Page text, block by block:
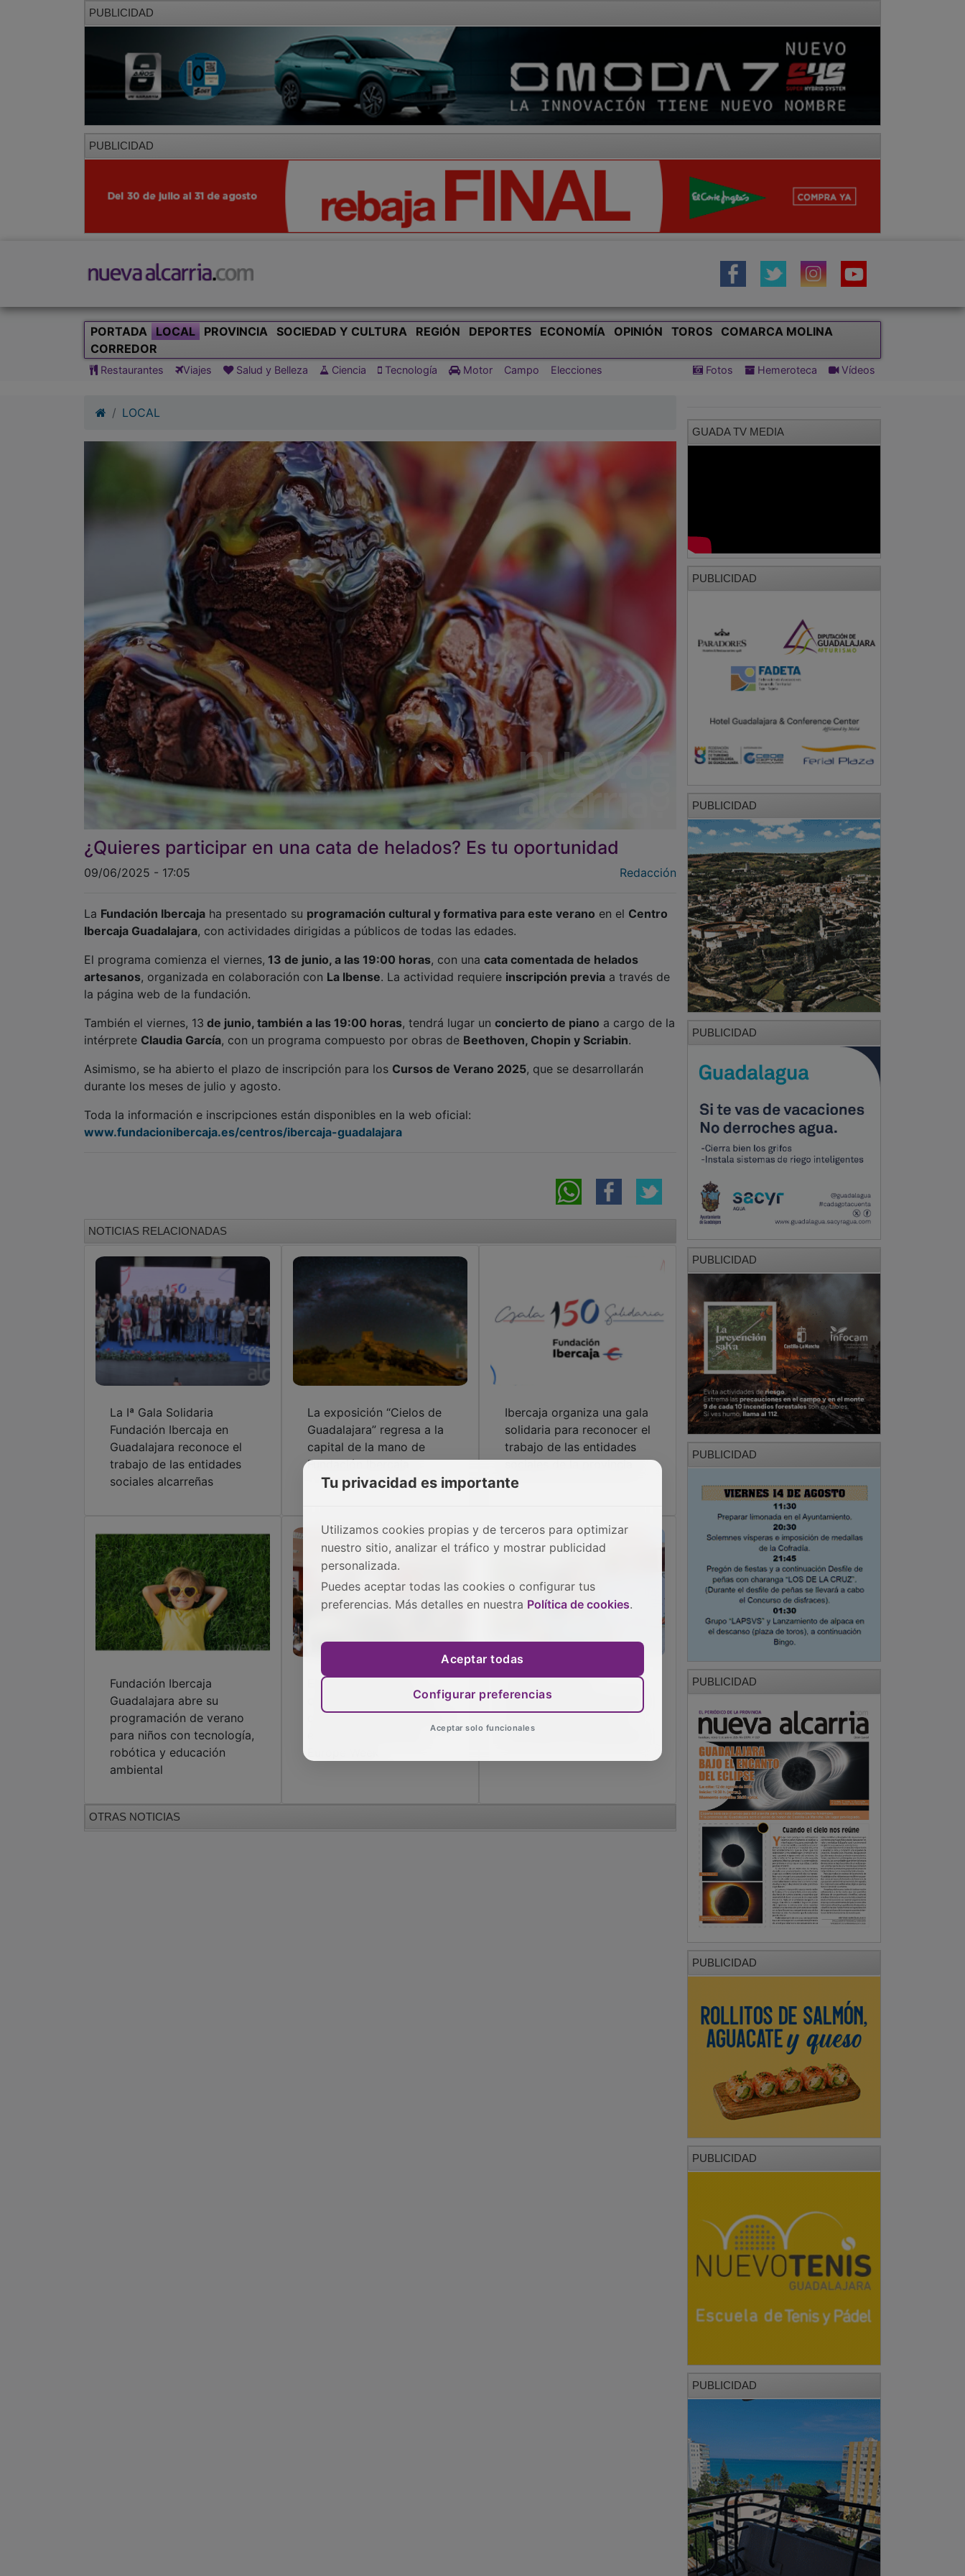
PUBLICIDAD
PUBLICIDAD
PORTADA LOCAL PROVINCIA SOCIEDAD Y CULTURA REGIÓN DEPORTES ECONOMÍA OPINIÓN TOROS
COMARCA MOLINA
CORREDOR
Restaurantes Viajes Salud y Belleza Ciencia Tecnología Motor Campo Elecciones Fotos Hemeroteca Vídeos
LOCAL
¿Quieres participar en una cata de helados? Es tu oportunidad
09/06/2025 - 17:05 Redacción
La Fundación Ibercaja ha presentado su programación cultural y formativa para este verano en el Centro
Ibercaja Guadalajara, con actividades dirigidas a públicos de todas las edades.
El programa comienza el viernes, 13 de junio, a las 19:00 horas, con una cata comentada de helados
artesanos, organizada en colaboración con La Ibense. La actividad requiere inscripción previa a través de
la página web de la fundación.
También el viernes, 13 de junio, también a las 19:00 horas, tendrá lugar un concierto de piano a cargo de la
intérprete Claudia García, con un programa compuesto por obras de Beethoven, Chopin y Scriabin.
Asimismo, se ha abierto el plazo de inscripción para los Cursos de Verano 2025, que se desarrollarán
durante los meses de julio y agosto.
Toda la información e inscripciones están disponibles en la web oficial:
www.fundacionibercaja.es/centros/ibercaja-guadalajara
NOTICIAS RELACIONADAS
La Iª Gala Solidaria
Fundación Ibercaja en
Guadalajara reconoce el
trabajo de las entidades
sociales alcarreñas
La exposición “Cielos de
Guadalajara” regresa a la
capital de la mano de
Fundación Ibercaja
Ibercaja organiza una gala
solidaria para reconocer el
trabajo de las entidades
sociales de la provincia
Fundación Ibercaja
Guadalajara abre su
programación de verano
para niños con tecnología,
robótica y educación
ambiental
El CEEI Guadalajara
conecta el talento local
descuentos del 25% para
culturales de Guadalajara
OTRAS NOTICIAS
GUADA TV MEDIA
PUBLICIDAD
PUBLICIDAD
PUBLICIDAD
PUBLICIDAD
PUBLICIDAD
PUBLICIDAD
PUBLICIDAD
PUBLICIDAD
PUBLICIDAD
Tu privacidad es importante
Utilizamos cookies propias y de terceros para optimizar
nuestro sitio, analizar el tráfico y mostrar publicidad
personalizada.
Puedes aceptar todas las cookies o configurar tus
preferencias. Más detalles en nuestra Política de cookies.
Aceptar todas
Configurar preferencias
Aceptar solo funcionales